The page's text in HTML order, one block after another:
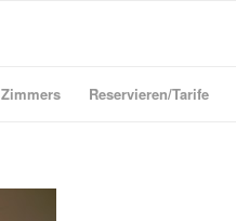
Zimmers Reservieren/Tarife